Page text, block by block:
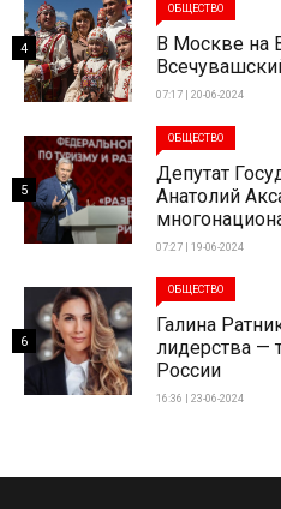
ОБЩЕСТВО
В Москве на
07:17 | 20-06-2024
4
ОБЩЕСТВО
Депутат
Анатолий
07:27 | 19-06-2024
5
ОБЩЕСТВО
Галина
лидерства —
России
16:36 | 23-06-2024
6